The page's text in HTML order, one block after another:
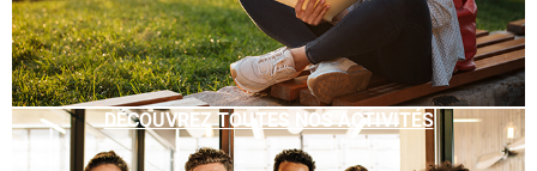
DÉCOUVREZ TOUTES NOS ACTIVITÉS